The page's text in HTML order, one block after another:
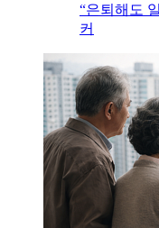
“은퇴해도
커